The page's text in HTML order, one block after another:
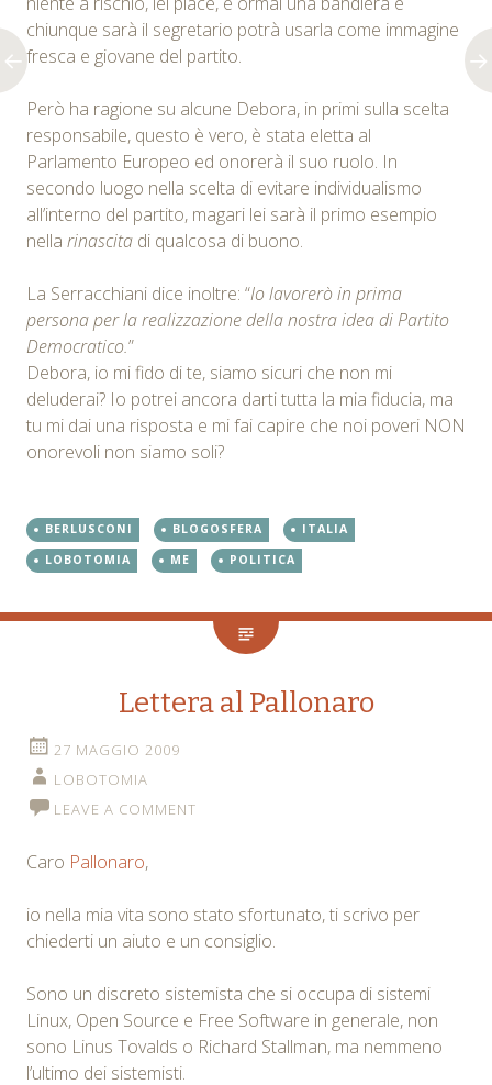
chiunque sarà il segretario potrà usarla come immagine
fresca e giovane del partito.
Però ha ragione su alcune Debora, in primi sulla scelta
responsabile, questo è vero, è stata eletta al
Parlamento Europeo ed onorerà il suo ruolo. In
secondo luogo nella scelta di evitare individualismo
all’interno del partito, magari lei sarà il primo esempio
nella rinascita di qualcosa di buono.
La Serracchiani dice inoltre: “Io lavorerò in prima
persona per la realizzazione della nostra idea di Partito
Democratico.”
Debora, io mi fido di te, siamo sicuri che non mi
deluderai? Io potrei ancora darti tutta la mia fiducia, ma
tu mi dai una risposta e mi fai capire che noi poveri NON
onorevoli non siamo soli?
BERLUSCONI BLOGOSFERA
ITALIA
LOBOTOMIA
ME POLITICA
Lettera al Pallonaro
27 MAGGIO 2009
LOBOTOMIA
LEAVE A COMMENT
Caro Pallonaro,
io nella mia vita sono stato sfortunato, ti scrivo per
chiederti un aiuto e un consiglio.
Sono un discreto sistemista che si occupa di sistemi
Linux, Open Source e Free Software in generale, non
sono Linus Tovalds o Richard Stallman, ma nemmeno
l’ultimo dei sistemisti.